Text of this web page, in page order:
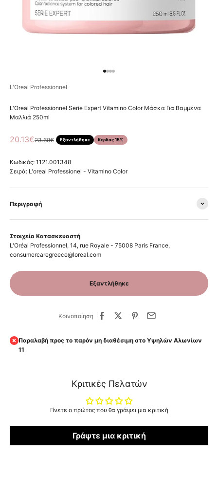
L'Oreal Professionnel
L'Oreal Professionnel Serie Expert Vitamino Color Μάσκα Για Βαμμένα
Μαλλιά 250ml
Τιμή πώλησης
20.13€Κανονική τιμή
23.68€ Εξαντλήθηκε Κέρδος 15%
Κωδικός: 1121.001348
Σειρά: L'oreal Professionel - Vitamino Color
Περιγραφή
Στοιχεία Κατασκευαστή
L'Oréal Professionnel, 14, rue Royale - 75008 Paris France,
consumercaregreece@loreal.com
Εξαντλήθηκε
Κοινοποίηση
Παραλαβή προς το παρόν μη διαθέσιμη στο Υψηλών Αλωνίων
11
Κριτικές Πελατών
Γίνετε ο πρώτος που θα γράψει μια κριτική
Γράψτε μια κριτική